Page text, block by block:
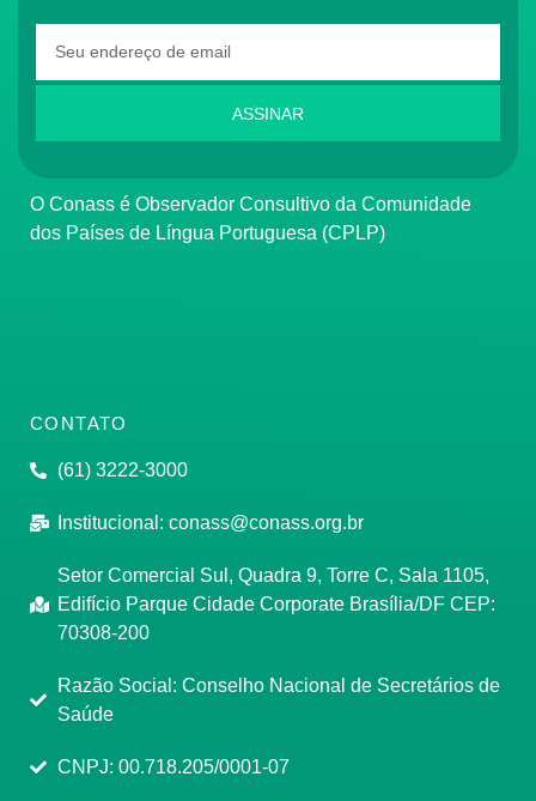
ASSINAR
O Conass é Observador Consultivo da Comunidade
dos Países de Língua Portuguesa (CPLP)
CONTATO
(61) 3222-3000
Institucional: conass@conass.org.br
Setor Comercial Sul, Quadra 9, Torre C, Sala 1105,
Edifício Parque Cidade Corporate Brasília/DF CEP:
70308-200
Razão Social: Conselho Nacional de Secretários de
Saúde
CNPJ: 00.718.205/0001-07